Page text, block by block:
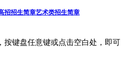
招招生简章艺术类招生简章
按键盘任意键或点击空白处，即可